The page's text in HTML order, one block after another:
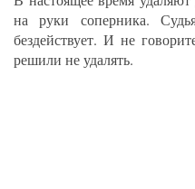
на руки соперника.
бездействует. И не
решили не удалять.